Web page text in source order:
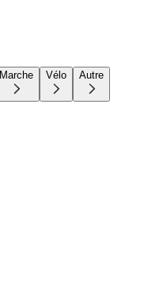
Marche Vélo Autre